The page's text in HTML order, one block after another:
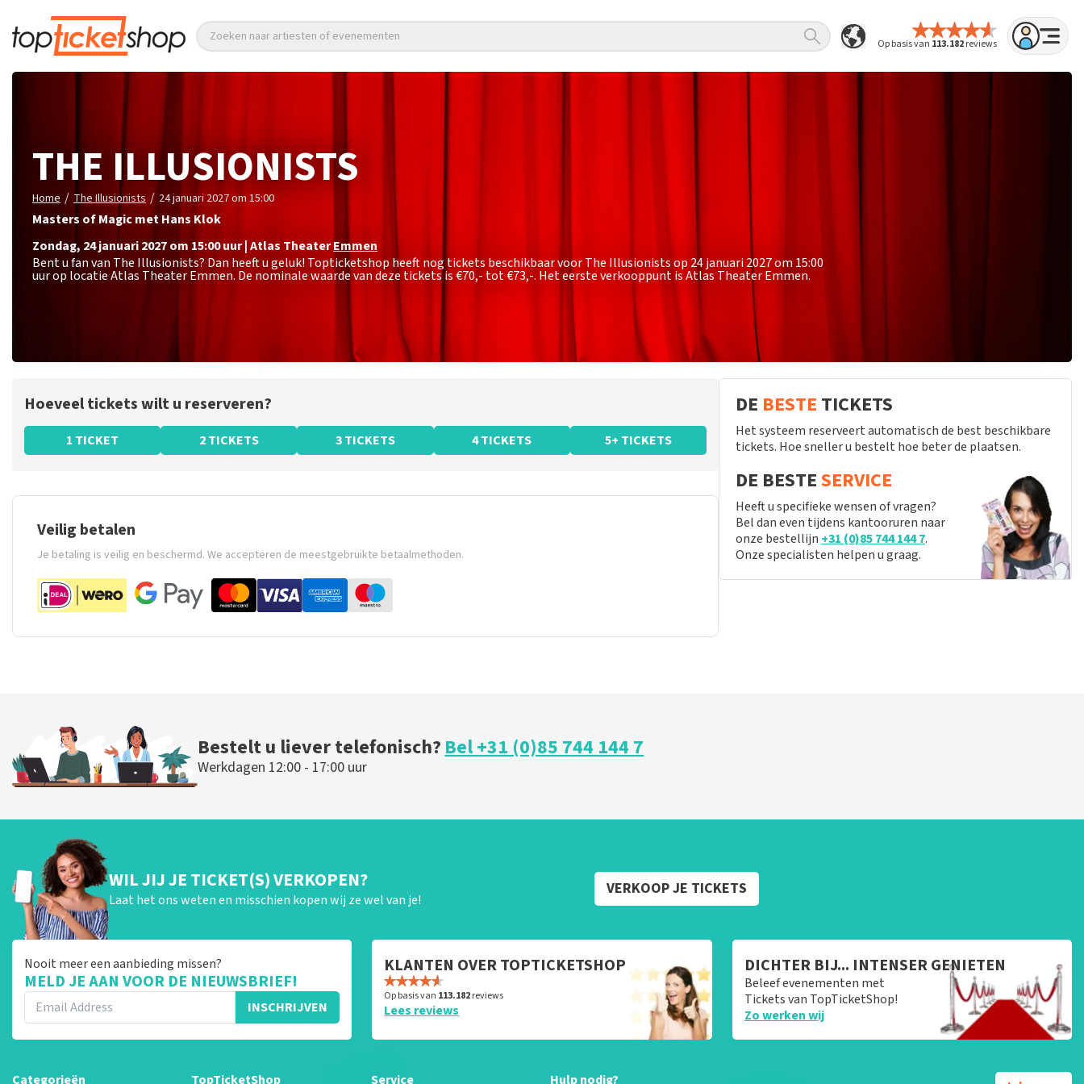
Op basis van 113.182reviews
Zoeken naar artiesten of evenementen
THE ILLUSIONISTS
Home / The Illusionists / 24 januari 2027 om 15:00
Masters of Magic met Hans Klok
zondag, 24 januari 2027 om 15:00uur|Atlas TheaterEmmen
Bent u fan van The Illusionists? Dan heeft u geluk! Topticketshop heeft nog tickets beschikbaar voor The Illusionists op 24 januari 2027 om 15:00
uur op locatie Atlas Theater Emmen. De nominale waarde van deze tickets is€70,- tot €73,-. Het eerste verkooppunt is Atlas Theater Emmen.
Hoeveel tickets wilt u reserveren?
1 TICKET 2 TICKETS 3 TICKETS 4 TICKETS 5+ TICKETS
Veilig betalen
Je betaling is veilig en beschermd. We accepteren de meestgebruikte betaalmethoden.
DE BESTE TICKETS
Het systeem reserveert automatisch de best beschikbare
tickets. Hoe sneller u bestelt hoe beter de plaatsen.
DE BESTESERVICE
Heeft u specifieke wensen of vragen?
Bel dan even tijdens kantooruren naar
onze bestellijn +31 (0)85 744 144 7.
Onze specialisten helpen u graag.
Bestelt u liever telefonisch?Bel +31 (0)85 744 144 7
Werkdagen 12:00 - 17:00 uur
WIL JIJ JE TICKET(S) VERKOPEN?
Laat het ons weten en misschien kopen wij ze wel van je!
VERKOOP JE TICKETS
Nooit meer een aanbieding missen?
MELD JE AAN VOOR DE NIEUWSBRIEF!
INSCHRIJVEN
KLANTEN OVER TOPTICKETSHOP
Op basis van 113.182reviews
Lees reviews
DICHTER BIJ... INTENSER GENIETEN
Beleef evenementen met
Tickets van TopTicketShop!
Zo werken wij
Categorieën TopTicketShop Service Hulp nodig?